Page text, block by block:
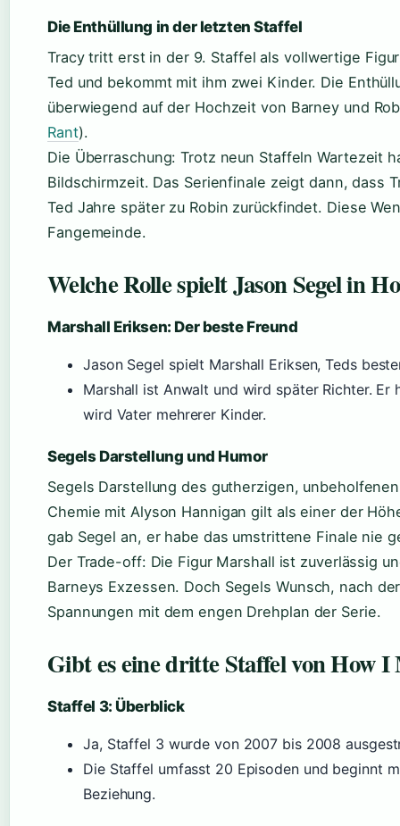
Die Enthüllung in der letzten Staffel
Tracy tritt erst in der 9. Staffel als vollwertige
Ted und bekommt mit ihm zwei Kinder. Die
überwiegend auf der Hochzeit von Barney und
Rant).
Die Überraschung: Trotz neun Staffeln Wartezeit
Bildschirmzeit. Das Serienfinale zeigt dann, dass
Ted Jahre später zu Robin zurückfindet. Diese
Fangemeinde.
Welche Rolle spielt Jason Segel in
Marshall Eriksen: Der beste Freund
Jason Segel spielt Marshall Eriksen, Teds
Marshall ist Anwalt und wird später Richter.
wird Vater mehrerer Kinder.
Segels Darstellung und Humor
Segels Darstellung des gutherzigen,
Chemie mit Alyson Hannigan gilt als einer der
gab Segel an, er habe das umstrittene Finale nie
Der Trade-off: Die Figur Marshall ist zuverlässig
Barneys Exzessen. Doch Segels Wunsch, nach
Spannungen mit dem engen Drehplan der Serie.
Gibt es eine dritte Staffel von How
Staffel 3: Überblick
Ja, Staffel 3 wurde von 2007 bis 2008
Die Staffel umfasst 20 Episoden und beginnt
Beziehung.